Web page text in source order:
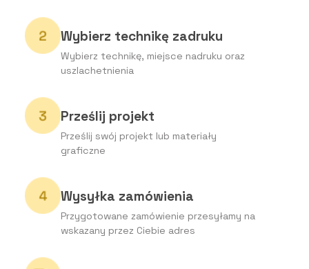
Wybierz technikę zadruku
Wybierz technikę, miejsce nadruku oraz
uszlachetnienia
Prześlij projekt
Prześlij swój projekt lub materiały
graficzne
Wysyłka zamówienia
Przygotowane zamówienie przesyłamy na
wskazany przez Ciebie adres